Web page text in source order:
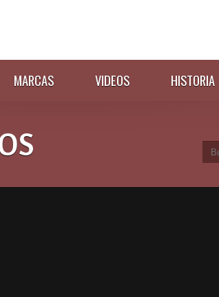
MARCAS VIDEOS HISTORIA